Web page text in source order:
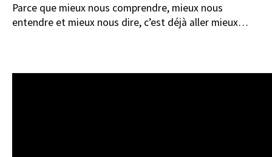
Parce que mieux nous comprendre, mieux nous
entendre et mieux nous dire, c’est déjà aller mieux…